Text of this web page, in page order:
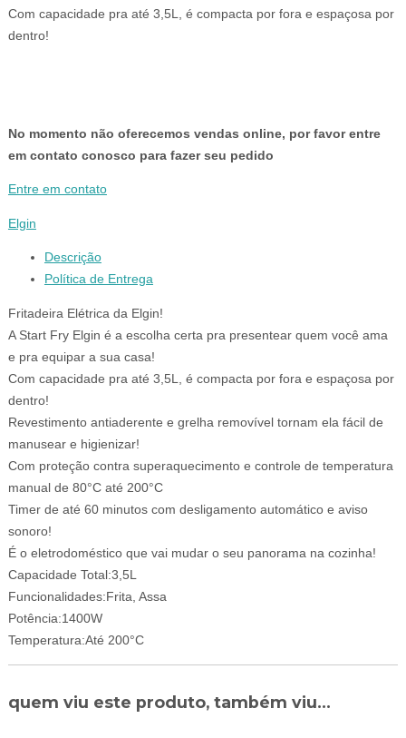
Com capacidade pra até 3,5L, é compacta por fora e espaçosa por
dentro!
No momento não oferecemos vendas online, por favor entre
em contato conosco para fazer seu pedido
Entre em contato
Elgin
Descrição
Política de Entrega
Fritadeira Elétrica da Elgin!
A Start Fry Elgin é a escolha certa pra presentear quem você ama
e pra equipar a sua casa!
Com capacidade pra até 3,5L, é compacta por fora e espaçosa por
dentro!
Revestimento antiaderente e grelha removível tornam ela fácil de
manusear e higienizar!
Com proteção contra superaquecimento e controle de temperatura
manual de 80°C até 200°C
Timer de até 60 minutos com desligamento automático e aviso
sonoro!
É o eletrodoméstico que vai mudar o seu panorama na cozinha!
Capacidade Total:3,5L
Funcionalidades:Frita, Assa
Potência:1400W
Temperatura:Até 200°C
quem viu este produto, também viu...